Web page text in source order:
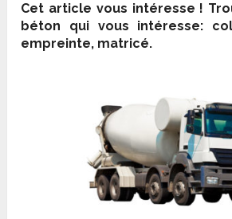
Cet article vous intéresse !
béton qui vous intéresse:
empreinte, matricé.